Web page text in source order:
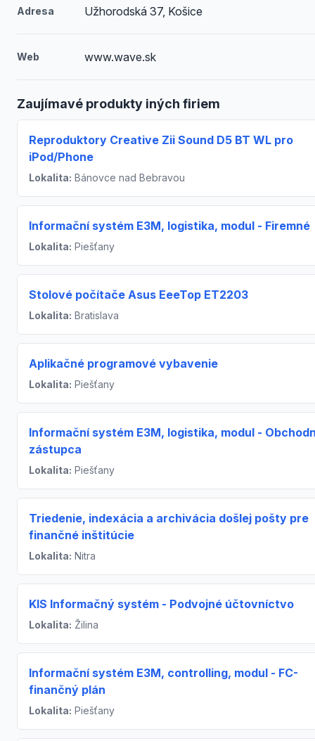
Adresa Užhorodská 37, Košice
Web www.wave.sk
Zaujímavé produkty iných firiem
Reproduktory Creative Zii Sound D5 BT WL pro
iPod/Phone
Lokalita: Bánovce nad Bebravou
Informační systém E3M, logistika, modul - Firemné
Lokalita: Piešťany
Stolové počítače Asus EeeTop ET2203
Lokalita: Bratislava
Aplikačné programové vybavenie
Lokalita: Piešťany
Informační systém E3M, logistika, modul -
zástupca
Lokalita: Piešťany
Triedenie, indexácia a archivácia došlej pošty pre
finančné inštitúcie
Lokalita: Nitra
KIS Informačný systém - Podvojné účtovníctvo
Lokalita: Žilina
Informační systém E3M, controlling, modul - FC-
finančný plán
Lokalita: Piešťany